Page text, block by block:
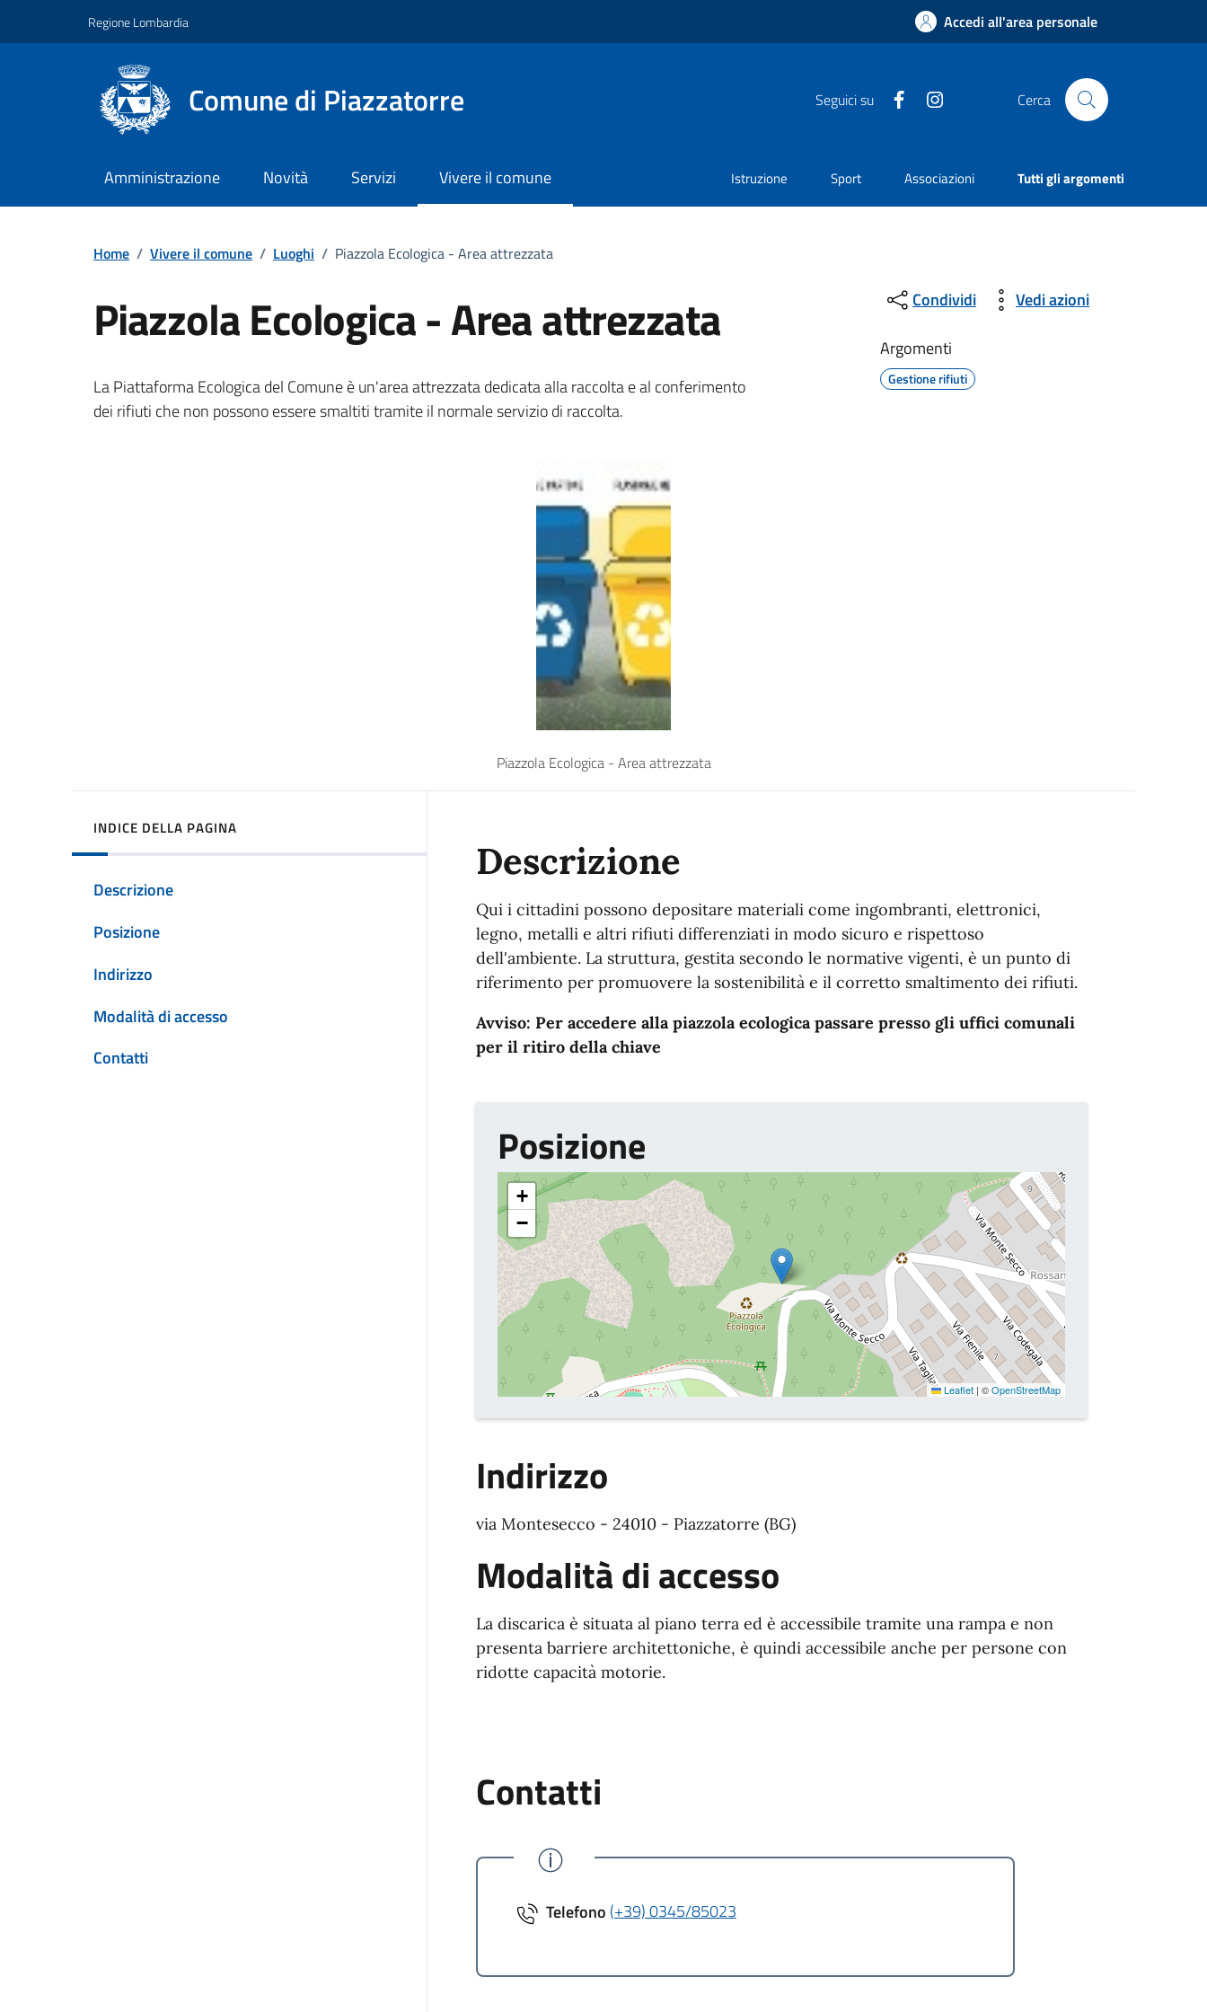
Regione Lombardia Accedi all'area personale
Comune di Piazzatorre Seguici su Facebook Cerca
Amministrazione Novità Servizi Vivere il comune Istruzione Sport Associazioni Tutti gli argomenti
Home / Vivere il comune / Luoghi / Piazzola Ecologica - Area attrezzata
Piazzola Ecologica - Area attrezzata
La Piattaforma Ecologica del Comune è un'area attrezzata dedicata alla raccolta e al conferimento
dei rifiuti che non possono essere smaltiti tramite il normale servizio di raccolta.
Condividi
Vedi azioni
Argomenti
Gestione rifiuti
Piazzola Ecologica - Area attrezzata
INDICE DELLA PAGINA
Descrizione
Posizione
Indirizzo
Modalità di accesso
Contatti
Descrizione
Qui i cittadini possono depositare materiali come ingombranti, elettronici,
legno, metalli e altri rifiuti differenziati in modo sicuro e rispettoso
dell'ambiente. La struttura, gestita secondo le normative vigenti, è un punto di
riferimento per promuovere la sostenibilità e il corretto smaltimento dei rifiuti.
Avviso: Per accedere alla piazzola ecologica passare presso gli uffici comunali
per il ritiro della chiave
Posizione
+
−
Leaflet | ©OpenStreetMap
Indirizzo
via Montesecco - 24010 - Piazzatorre (BG)
Modalità di accesso
La discarica è situata al piano terra ed è accessibile tramite una rampa e non
presenta barriere architettoniche, è quindi accessibile anche per persone con
ridotte capacità motorie.
Contatti
Telefono(+39) 0345/85023